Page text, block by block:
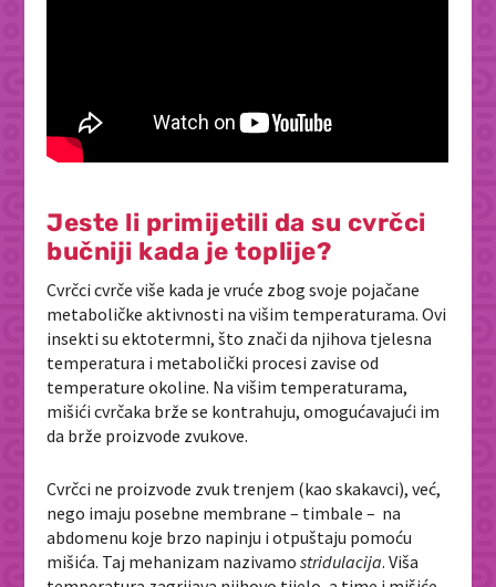
Jeste li primijetili da su cvrčci
bučniji kada je toplije?
Cvrčci cvrče više kada je vruće zbog svoje pojačane
metaboličke aktivnosti na višim temperaturama. Ovi
insekti su ektotermni, što znači da njihova tjelesna
temperatura i metabolički procesi zavise od
temperature okoline. Na višim temperaturama,
mišići cvrčaka brže se kontrahuju, omogućavajući im
da brže proizvode zvukove.
Cvrčci ne proizvode zvuk trenjem (kao skakavci), već,
nego imaju posebne membrane – timbale – na
abdomenu koje brzo napinju i otpuštaju pomoću
mišića. Taj mehanizam nazivamostridulacija. Viša